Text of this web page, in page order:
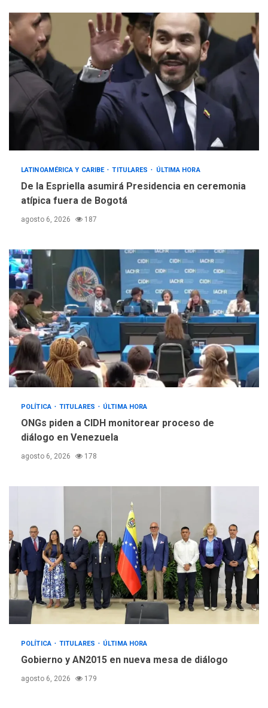
LATINOAMÉRICA Y CARIBE TITULARES ÚLTIMA HORA
De la Espriella asumirá Presidencia en ceremonia
atípica fuera de Bogotá
agosto 6, 2026 187
POLÍTICA TITULARES ÚLTIMA HORA
ONGs piden a CIDH monitorear proceso de
diálogo en Venezuela
agosto 6, 2026 178
POLÍTICA TITULARES ÚLTIMA HORA
Gobierno y AN2015 en nueva mesa de diálogo
agosto 6, 2026 179